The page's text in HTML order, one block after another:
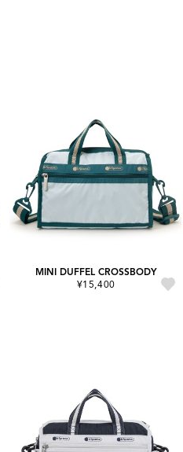
MINI DUFFEL CROSSBODY
¥15,400